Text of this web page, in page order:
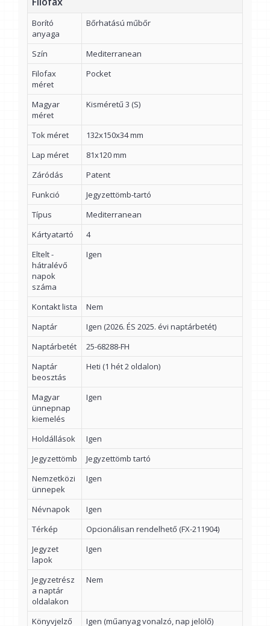
Borító
anyaga
Bőrhatású műbőr
Szín
Mediterranean
Filofax
méret
Pocket
Magyar
méret
Kisméretű 3 (S)
Tok méret
132x150x34 mm
Lap méret
81x120 mm
Záródás
Patent
Funkció
Jegyzettömb-tartó
Típus
Mediterranean
Kártyatartó
4
Eltelt -
hátralévő
napok
száma
Igen
Kontakt lista
Nem
Naptár
Igen (2026. ÉS 2025. évi naptárbetét)
Naptárbetét
25-68288-FH
Naptár
beosztás
Heti (1 hét 2 oldalon)
Magyar
ünnepnap
kiemelés
Igen
Holdállások
Igen
Jegyzettömb
Jegyzettömb tartó
Nemzetközi
ünnepek
Igen
Névnapok
Igen
Térkép
Opcionálisan rendelhető (FX-211904)
Jegyzet
lapok
Igen
Jegyzetrész
a naptár
oldalakon
Nem
Könyvjelző
Igen (műanyag vonalzó, nap jelölő)